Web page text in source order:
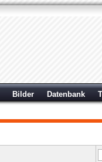
Bilder Datenbank